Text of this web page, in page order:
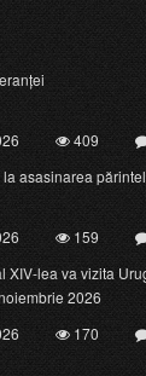
409
asasinarea
159
XIV-lea va vizita
2026
170